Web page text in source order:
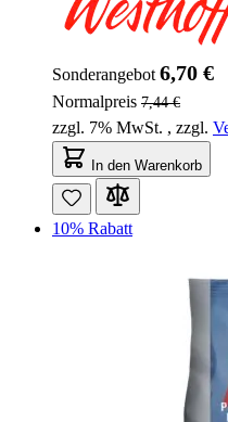
Sonderangebot 6,70 €
Normalpreis 7,44 €
zzgl. 7% MwSt. , zzgl.
In den Warenkorb
10% Rabatt